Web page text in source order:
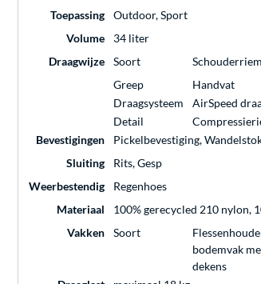
Toepassing
Outdoor, Sport
Volume
34 liter
Draagwijze
Soort
Greep
Handvat
Draagsysteem
AirSpeed
Detail
Bevestigingen
Pickelbevestiging,
Sluiting
Rits, Gesp
Weerbestendig
Regenhoes
Materiaal
100% gerecycled 210 nylon,
Vakken
Soort
bodemvak
dekens